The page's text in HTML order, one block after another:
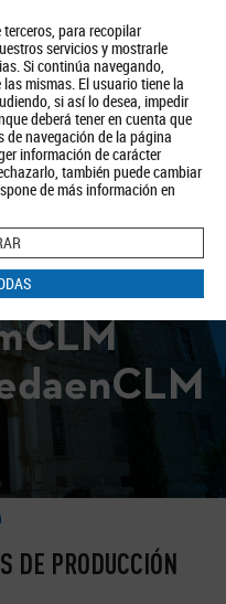
para recopilar
servicios y mostrarle
Si continúa navegando,
mismas. El usuario tiene la
si así lo desea, impedir
deberá tener en cuenta que
navegación de la página
información de carácter
también puede cambiar
de más información en
de Privacidad Aviso Legal
Política de Cookies
BUSCAR
DE PRODUCCIÓN